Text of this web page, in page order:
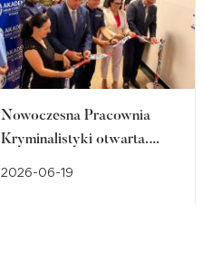
Nowoczesna Pracownia
Kryminalistyki otwarta.
2026-06-19